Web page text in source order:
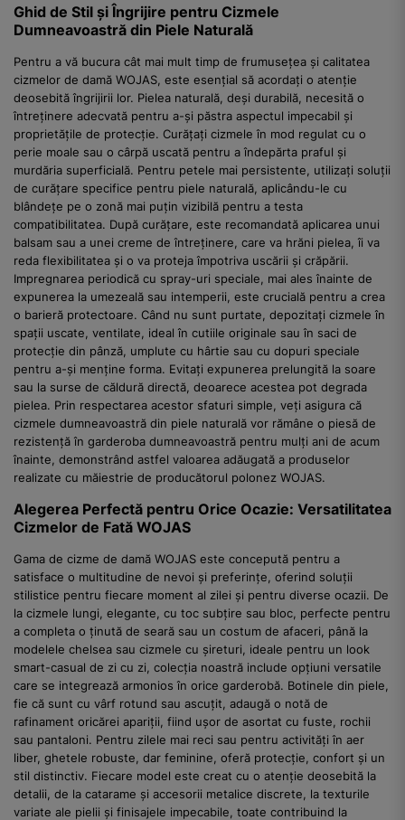
Ghid de Stil și Îngrijire pentru Cizmele
Dumneavoastră din Piele Naturală
Pentru a vă bucura cât mai mult timp de frumusețea și calitatea
cizmelor de damă WOJAS, este esențial să acordați o atenție
deosebită îngrijirii lor. Pielea naturală, deși durabilă, necesită o
întreținere adecvată pentru a-și păstra aspectul impecabil și
proprietățile de protecție. Curățați cizmele în mod regulat cu o
perie moale sau o cârpă uscată pentru a îndepărta praful și
murdăria superficială. Pentru petele mai persistente, utilizați soluții
de curățare specifice pentru piele naturală, aplicându-le cu
blândețe pe o zonă mai puțin vizibilă pentru a testa
compatibilitatea. După curățare, este recomandată aplicarea unui
balsam sau a unei creme de întreținere, care va hrăni pielea, îi va
reda flexibilitatea și o va proteja împotriva uscării și crăpării.
Impregnarea periodică cu spray-uri speciale, mai ales înainte de
expunerea la umezeală sau intemperii, este crucială pentru a crea
o barieră protectoare. Când nu sunt purtate, depozitați cizmele în
spații uscate, ventilate, ideal în cutiile originale sau în saci de
protecție din pânză, umplute cu hârtie sau cu dopuri speciale
pentru a-și menține forma. Evitați expunerea prelungită la soare
sau la surse de căldură directă, deoarece acestea pot degrada
pielea. Prin respectarea acestor sfaturi simple, veți asigura că
cizmele dumneavoastră din piele naturală vor rămâne o piesă de
rezistență în garderoba dumneavoastră pentru mulți ani de acum
înainte, demonstrând astfel valoarea adăugată a produselor
realizate cu măiestrie de producătorul polonez WOJAS.
Alegerea Perfectă pentru Orice Ocazie: Versatilitatea
Cizmelor de Fată WOJAS
Gama de cizme de damă WOJAS este concepută pentru a
satisface o multitudine de nevoi și preferințe, oferind soluții
stilistice pentru fiecare moment al zilei și pentru diverse ocazii. De
la cizmele lungi, elegante, cu toc subțire sau bloc, perfecte pentru
a completa o ținută de seară sau un costum de afaceri, până la
modelele chelsea sau cizmele cu șireturi, ideale pentru un look
smart-casual de zi cu zi, colecția noastră include opțiuni versatile
care se integrează armonios în orice garderobă. Botinele din piele,
fie că sunt cu vârf rotund sau ascuțit, adaugă o notă de
rafinament oricărei apariții, fiind ușor de asortat cu fuste, rochii
sau pantaloni. Pentru zilele mai reci sau pentru activități în aer
liber, ghetele robuste, dar feminine, oferă protecție, confort și un
stil distinctiv. Fiecare model este creat cu o atenție deosebită la
detalii, de la catarame și accesorii metalice discrete, la texturile
variate ale pielii și finisajele impecabile, toate contribuind la